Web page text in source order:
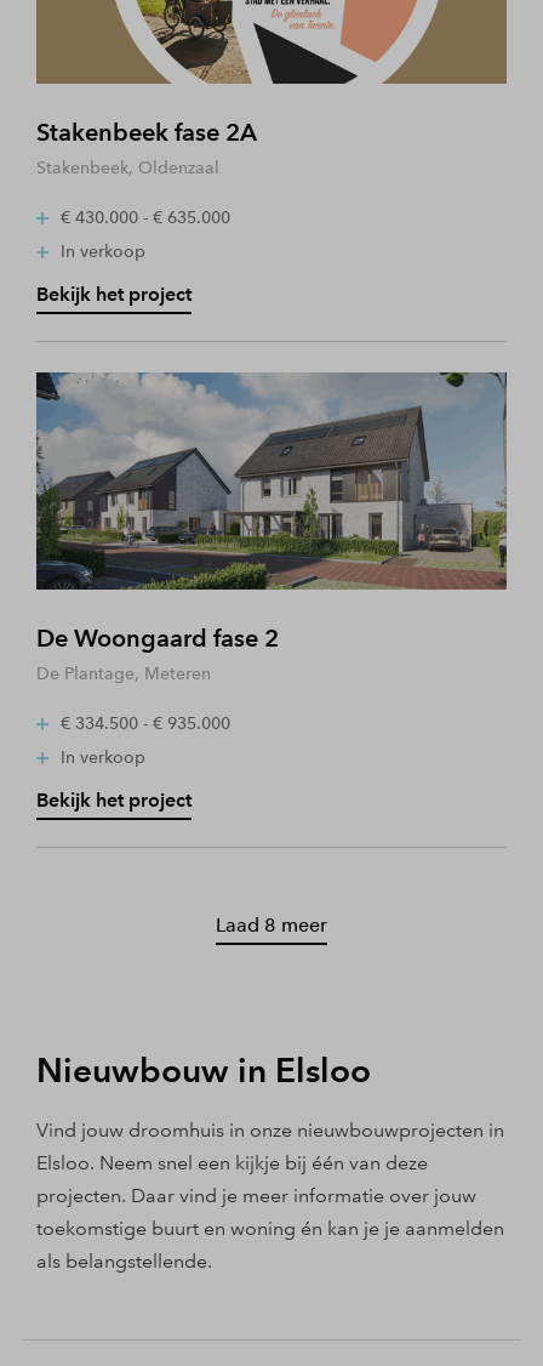
Stakenbeek fase 2A
Stakenbeek, Oldenzaal
€ 430.000 - € 635.000
In verkoop
Bekijk het project
De Woongaard fase 2
De Plantage, Meteren
€ 334.500 - € 935.000
In verkoop
Bekijk het project
Laad 8 meer
Nieuwbouw in Elsloo
Vind jouw droomhuis in onze nieuwbouwprojecten in
Elsloo. Neem snel een kijkje bij één van deze
projecten. Daar vind je meer informatie over jouw
toekomstige buurt en woning én kan je je aanmelden
als belangstellende.